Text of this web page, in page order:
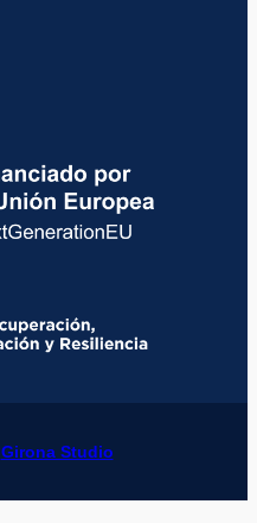
Girona Studio